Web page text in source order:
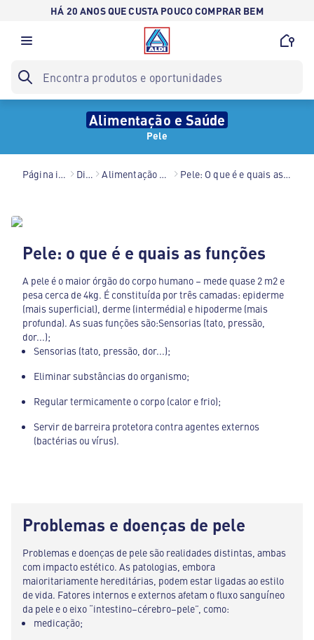
HÁ 20 ANOS QUE CUSTA POUCO COMPRAR BEM
Alimentação e Saúde
Pele
Página inicial Dicas Alimentação e Saúde Pele: O que é e quais as Funções
Pele: o que é e quais as funções
A pele é o maior órgão do corpo humano – mede quase 2 m2 e
pesa cerca de 4kg. É constituída por três camadas: epiderme
(mais superficial), derme (intermédia) e hipoderme (mais
profunda). As suas funções são:Sensorias (tato, pressão,
dor...);
Sensorias (tato, pressão, dor...);
Eliminar substâncias do organismo;
Regular termicamente o corpo (calor e frio);
Servir de barreira protetora contra agentes externos
(bactérias ou vírus).
Problemas e doenças de pele
Problemas e doenças de pele são realidades distintas, ambas
com impacto estético. As patologias, embora
maioritariamente hereditárias, podem estar ligadas ao estilo
de vida. Fatores internos e externos afetam o fluxo sanguíneo
da pele e o eixo “intestino–cérebro–pele”, como:
medicação;